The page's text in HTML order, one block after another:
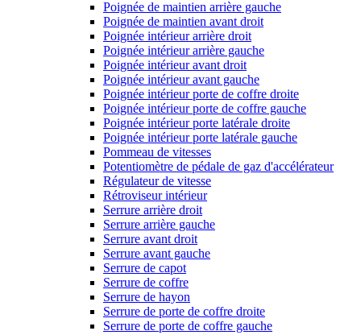
Poignée de maintien arrière gauche
Poignée de maintien avant droit
Poignée intérieur arrière droit
Poignée intérieur arrière gauche
Poignée intérieur avant droit
Poignée intérieur avant gauche
Poignée intérieur porte de coffre droite
Poignée intérieur porte de coffre gauche
Poignée intérieur porte latérale droite
Poignée intérieur porte latérale gauche
Pommeau de vitesses
Potentiomètre de pédale de gaz d'accélérateur
Régulateur de vitesse
Rétroviseur intérieur
Serrure arrière droit
Serrure arrière gauche
Serrure avant droit
Serrure avant gauche
Serrure de capot
Serrure de coffre
Serrure de hayon
Serrure de porte de coffre droite
Serrure de porte de coffre gauche